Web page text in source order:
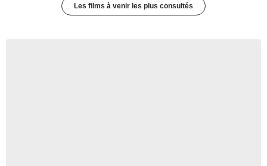
Les films à venir les plus consultés